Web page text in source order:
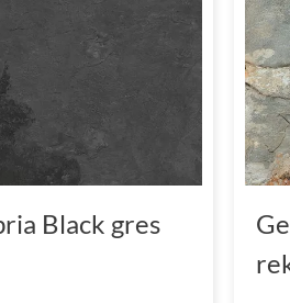
Black gres